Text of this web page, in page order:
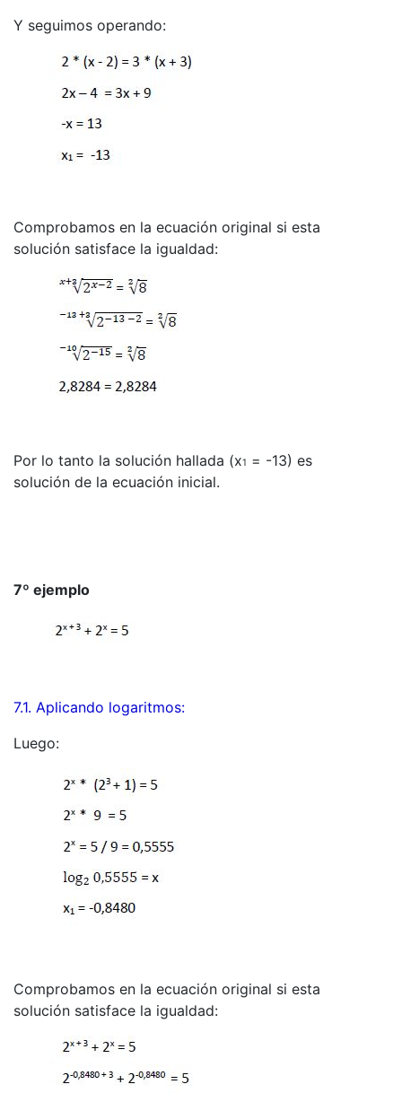
Y seguimos operando:
Comprobamos en la ecuación original si esta
solución satisface la igualdad:
Por lo tanto la solución hallada (x1 = -13) es
solución de la ecuación inicial.
7º ejemplo
7.1. Aplicando logaritmos:
Luego:
Comprobamos en la ecuación original si esta
solución satisface la igualdad: